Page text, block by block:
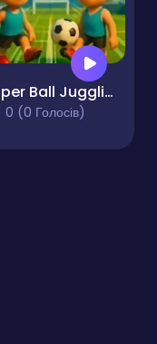
Super Ball Juggling Remix
0 (0 Голосів)